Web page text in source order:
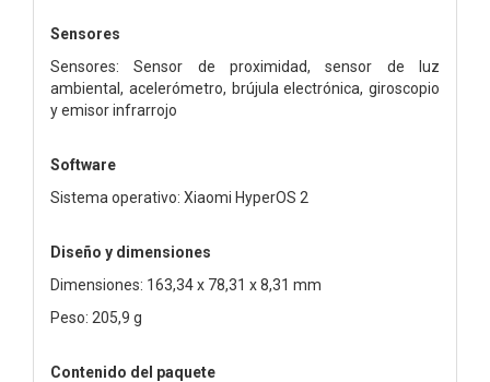
Sensores
Sensores: Sensor de proximidad, sensor de luz
ambiental, acelerómetro, brújula electrónica, giroscopio
y emisor infrarrojo
Software
Sistema operativo: Xiaomi HyperOS 2
Diseño y dimensiones
Dimensiones: 163,34 x 78,31 x 8,31 mm
Peso: 205,9 g
Contenido del paquete